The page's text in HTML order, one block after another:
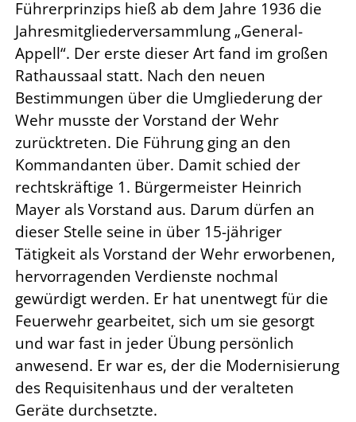
Führerprinzips hieß ab dem Jahre 1936 die
Jahresmitgliederversammlung „General-
Appell“. Der erste dieser Art fand im großen
Rathaussaal statt. Nach den neuen
Bestimmungen über die Umgliederung der
Wehr musste der Vorstand der Wehr
zurücktreten. Die Führung ging an den
Kommandanten über. Damit schied der
rechtskräftige 1. Bürgermeister Heinrich
Mayer als Vorstand aus. Darum dürfen an
dieser Stelle seine in über 15-jähriger
Tätigkeit als Vorstand der Wehr erworbenen,
hervorragenden Verdienste nochmal
gewürdigt werden. Er hat unentwegt für die
Feuerwehr gearbeitet, sich um sie gesorgt
und war fast in jeder Übung persönlich
anwesend. Er war es, der die Modernisierung
des Requisitenhaus und der veralteten
Geräte durchsetzte.